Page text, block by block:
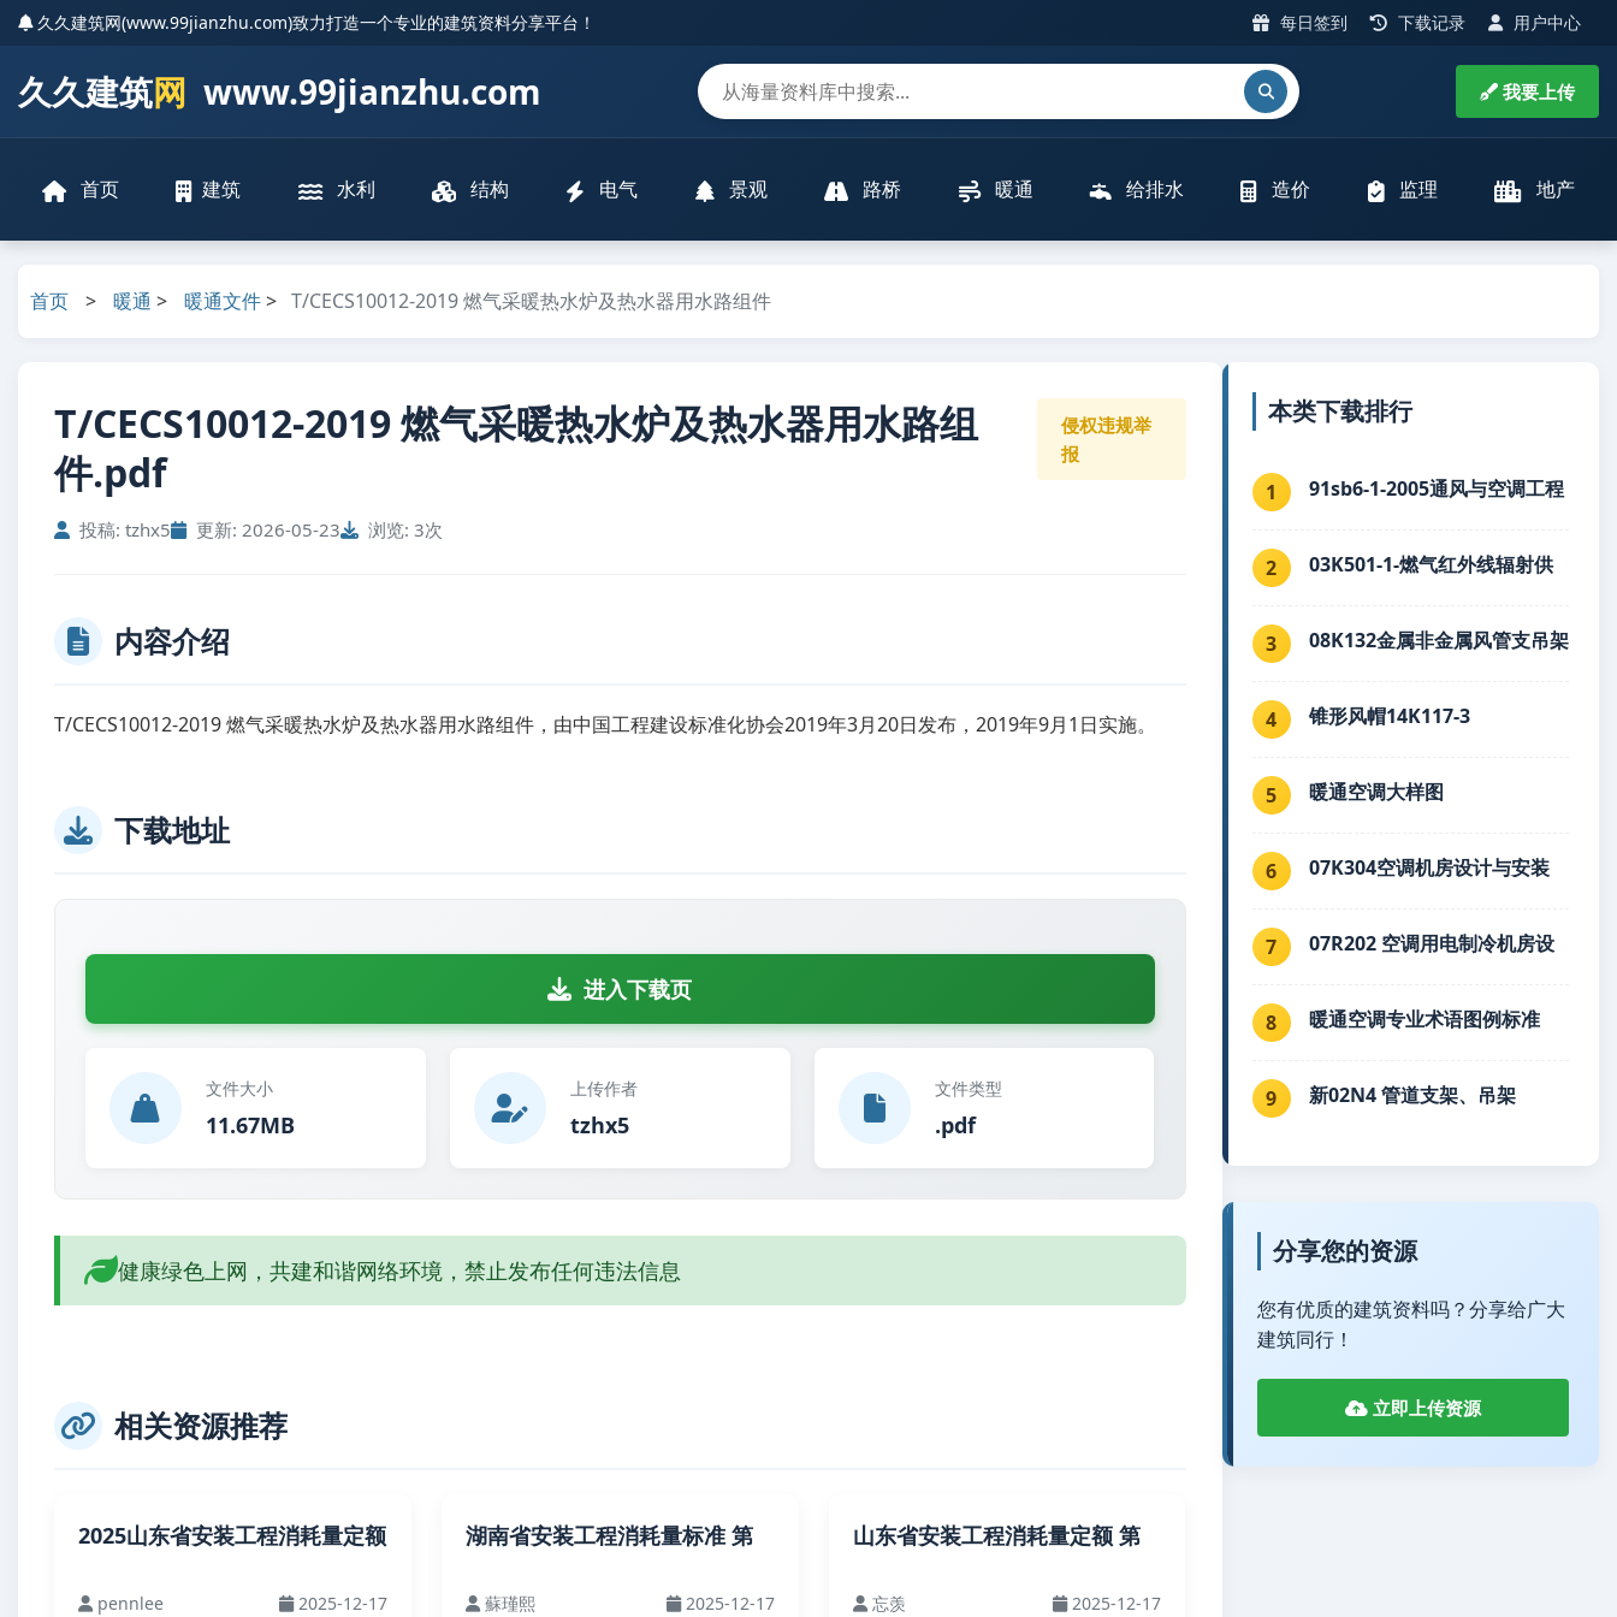
久久建筑网(www.99jianzhu.com)致力打造一个专业的建筑资料分享平台！ 每日签到 下载记录 用户中心
久久建筑网 www.99jianzhu.com 我要上传
首页 建筑 水利 结构 电气 景观 路桥 暖通 给排水 造价 监理 地产
首页 > 暖通 > 暖通文件> T/CECS10012-2019 燃气采暖热水炉及热水器用水路组件
T/CECS10012-2019 燃气采暖热水炉及热水器用水路组
件.pdf
投稿: tzhx5 更新: 2026-05-23 浏览: 3次
侵权违规举
报
内容介绍
T/CECS10012-2019 燃气采暖热水炉及热水器用水路组件，由中国工程建设标准化协会2019年3月20日发布，2019年9月1日实施。
下载地址
进入下载页
文件大小
11.67MB
上传作者
tzhx5
文件类型
.pdf
健康绿色上网，共建和谐网络环境，禁止发布任何违法信息
相关资源推荐
2025山东省安装工程消耗量定额
pennlee 2025-12-17
湖南省安装工程消耗量标准 第
蘇瑾熙 2025-12-17
山东省安装工程消耗量定额 第
忘羡 2025-12-17
本类下载排行
1 91sb6-1-2005通风与空调工程
2 03K501-1-燃气红外线辐射供
3 08K132金属非金属风管支吊架
4 锥形风帽14K117-3
5 暖通空调大样图
6 07K304空调机房设计与安装
7 07R202 空调用电制冷机房设
8 暖通空调专业术语图例标准
9 新02N4 管道支架、吊架
分享您的资源
您有优质的建筑资料吗？分享给广大
建筑同行！
立即上传资源